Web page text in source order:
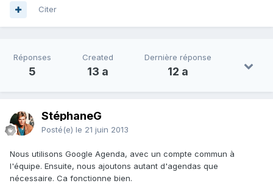
Citer
Réponses
5
Created
13 a
Dernière réponse
12 a
StéphaneG
Posté(e) le 21 juin 2013
Nous utilisons Google Agenda, avec un compte commun à
l'équipe. Ensuite, nous ajoutons autant d'agendas que
nécessaire. Ca fonctionne bien.